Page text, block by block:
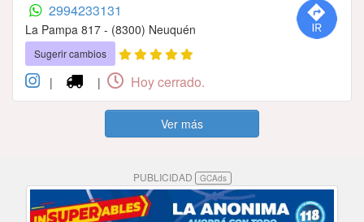
2994233131
La Pampa 817 - (8300) Neuquén
Sugerir cambios
| | Hoy cerrado.
Ver más
PUBLICIDAD GCAds